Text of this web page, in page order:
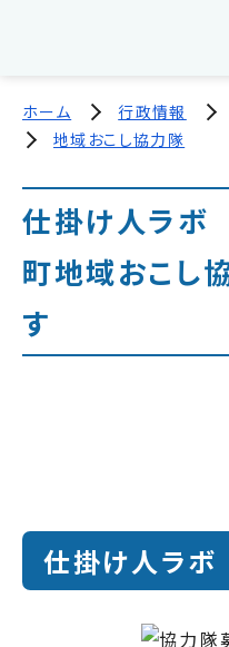
ホーム 行政情報
地域おこし協力隊
仕掛け人ラボ
町地域おこし
す
仕掛け人ラ